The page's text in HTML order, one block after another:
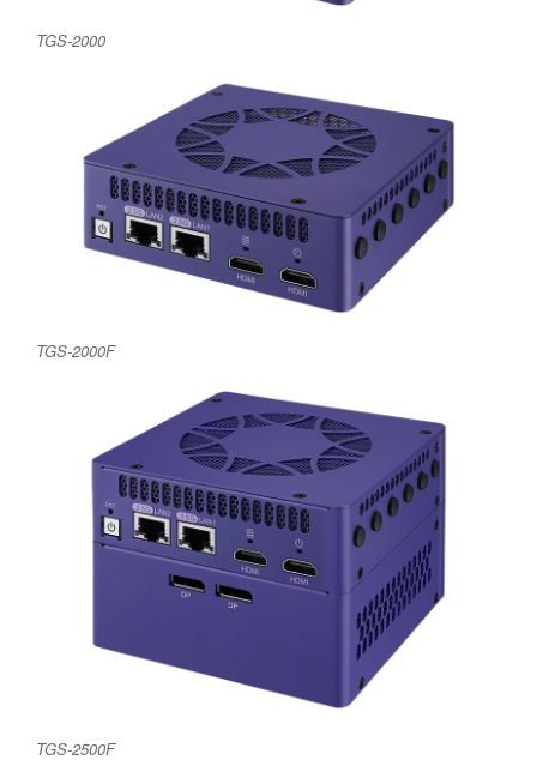
TGS-2000
TGS-2000F
TGS-2500F